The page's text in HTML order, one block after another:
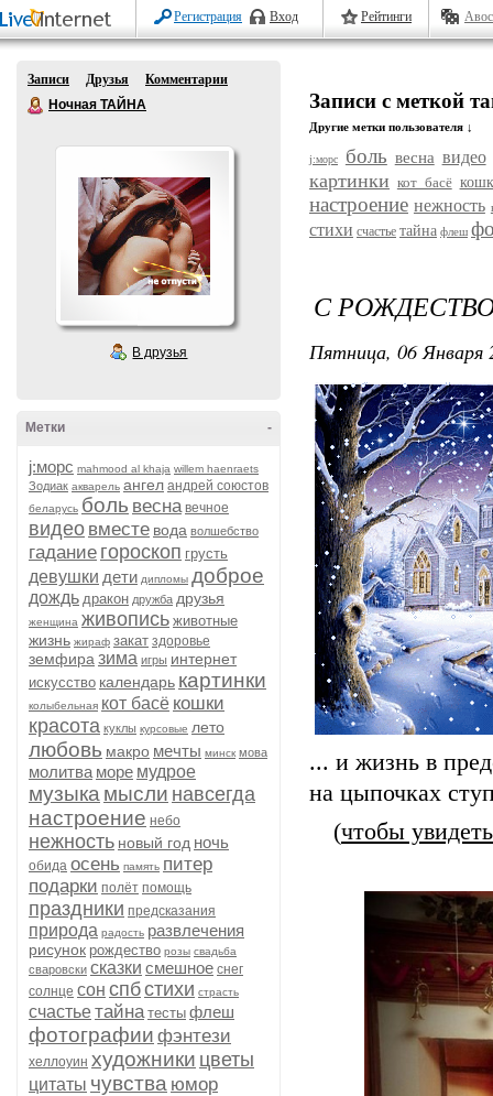
Регистрация Вход Рейтинги
Записи Друзья
Комментарии
Ночная ТАЙНА
В друзья
-
Метки
j:морс mahmood al khaja willem haenraets
Зодиак акварель ангел андрей союстов
беларусь боль весна вечное
видео вместе вода волшебство
гадание гороскоп грусть
девушки дети дипломы доброе
дождь дракон дружба друзья
женщина живопись животные
жизнь жираф закат здоровье
земфира зима игры интернет
искусство календарь картинки
колыбельная кот басё кошки
красота куклы курсовые лето
любовь макро мечты минск мова
молитва море мудрое
музыка мысли навсегда
настроение небо
нежность новый год ночь
обида осень память питер
подарки полёт помощь
праздники предсказания
природа радость развлечения
рисунок рождество розы свадьба
сваровски сказки смешное снег
солнце сон спбстихи страсть
счастьетайна тесты флеш
фотографии фэнтези
хеллоуин художники цветы
цитаты чувства юмор
Записи с меткой
Другие метки пользователя ↓
j:морс боль весна видео
картинки кот басё
настроение нежность
стихи счастье тайна флеш
С
Пятница, 06 Января
... и жизнь в
на цыпочках
(чтобы